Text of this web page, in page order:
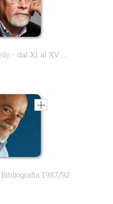
Michael Connelly - dal XI al XV Libro
1987/92